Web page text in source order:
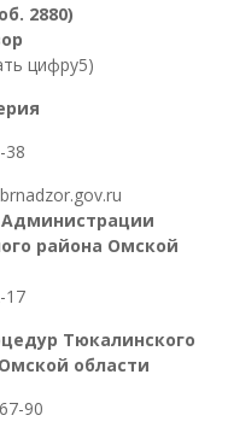
2880)
цифру5)
38
района Омской
17
Тюкалинского
области
90